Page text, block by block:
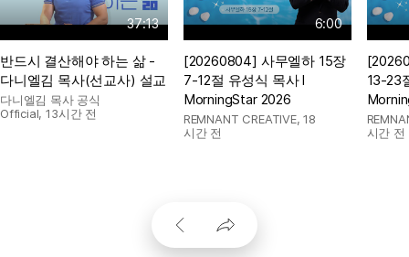
37:13
반드시 결산해야 하는 삶 -
다니엘김 목사(선교사) 설교
다니엘김 목사 공식
Official,13시간 전
6:00
[20260804] 사무엘하 15장
7-12절 유성식 목사 l
MorningStar 2026
REMNANT CREATIVE,18
시간 전
13-23
시간 전